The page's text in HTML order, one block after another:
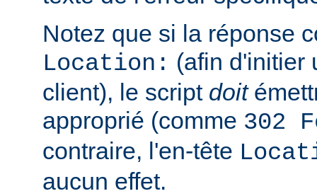
Notez que si la réponse
Location: (afin d'initier
client), le script doit
approprié (comme 302
contraire, l'en-tête
aucun effet.